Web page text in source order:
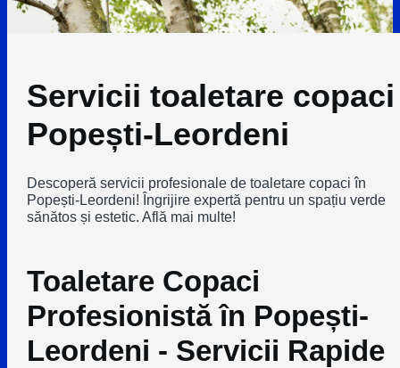
Servicii toaletare copaci
Popești-Leordeni
Descoperă servicii profesionale de toaletare copaci în
Popești-Leordeni! Îngrijire expertă pentru un spațiu verde
sănătos și estetic. Află mai multe!
Toaletare Copaci
Profesionistă în Popești-
Leordeni - Servicii Rapide